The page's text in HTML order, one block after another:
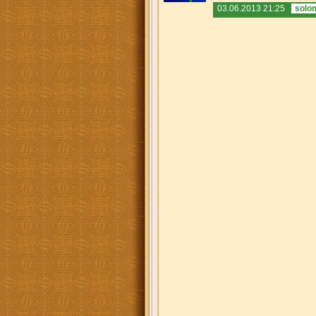
03.06.2013 21:25